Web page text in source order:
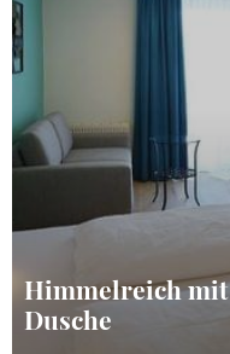
Himmelreich
Dusche